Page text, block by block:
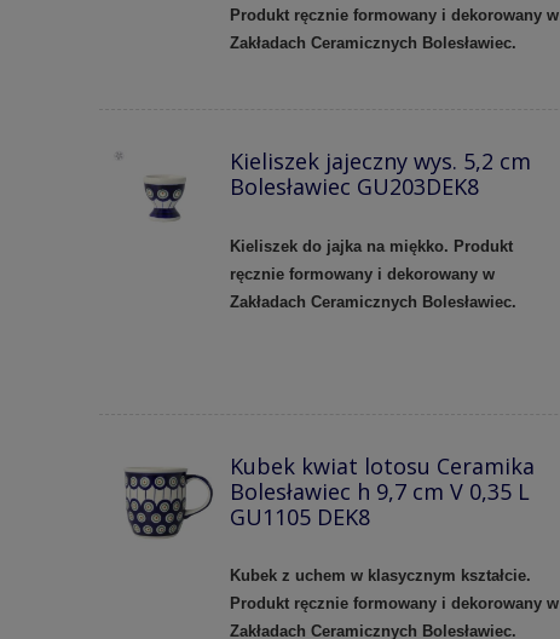
Produkt ręcznie formowany i dekorowany w
Zakładach Ceramicznych Bolesławiec.
Kieliszek jajeczny wys. 5,2 cm
Bolesławiec GU203DEK8
Kieliszek do jajka na miękko. Produkt
ręcznie formowany i dekorowany w
Zakładach Ceramicznych Bolesławiec.
Kubek kwiat lotosu Ceramika
Bolesławiec h 9,7 cm V 0,35 L
GU1105 DEK8
Kubek z uchem w klasycznym kształcie.
Produkt ręcznie formowany i dekorowany w
Zakładach Ceramicznych Bolesławiec.